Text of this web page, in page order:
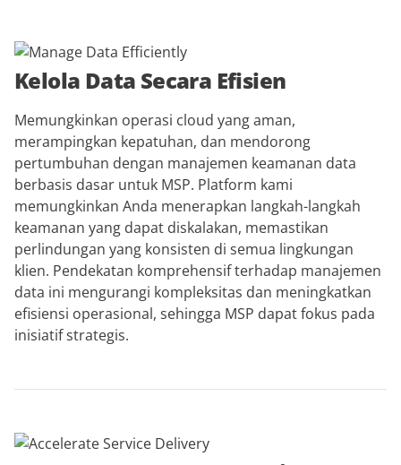
Kelola Data Secara Efisien
Memungkinkan operasi cloud yang aman,
merampingkan kepatuhan, dan mendorong
pertumbuhan dengan manajemen keamanan data
berbasis dasar untuk MSP. Platform kami
memungkinkan Anda menerapkan langkah-langkah
keamanan yang dapat diskalakan, memastikan
perlindungan yang konsisten di semua lingkungan
klien. Pendekatan komprehensif terhadap manajemen
data ini mengurangi kompleksitas dan meningkatkan
efisiensi operasional, sehingga MSP dapat fokus pada
inisiatif strategis.